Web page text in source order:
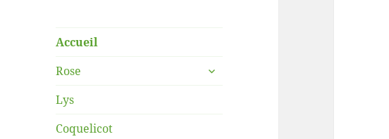
Accueil
Rose
ouvrir
Lys
Coquelicot